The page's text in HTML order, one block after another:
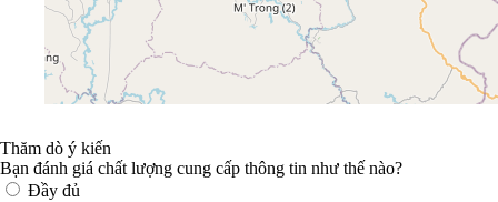
Thăm dò ý kiến
Bạn đánh giá chất lượng cung cấp thông tin như thế nào?
Đầy đủ